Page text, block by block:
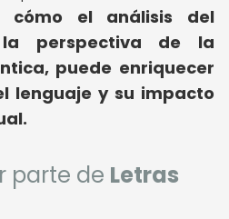
cómo el análisis del
la perspectiva de la
puede enriquecer
lenguaje y su impacto
parte de Letras